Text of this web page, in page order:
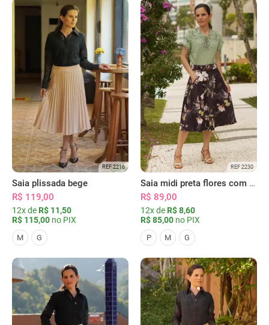
REF 2216
Saia plissada bege
R$ 119,00
12x de R$ 11,50
R$ 115,00 no PIX
M G
REF 2230
Saia midi preta flores com bolsos
R$ 89,00
12x de R$ 8,60
R$ 85,00 no PIX
P M G